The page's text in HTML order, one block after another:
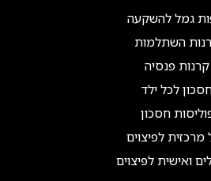
גמל להשקעה
השתלמות
קרנות פנסיה
לכל ילד
חסכון
מרכזית לפיצוים
ואישית לפיצוים